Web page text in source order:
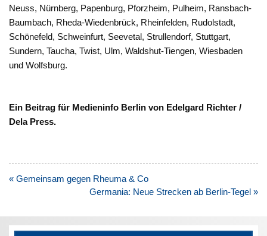
Neuss, Nürnberg, Papenburg, Pforzheim, Pulheim, Ransbach-
Baumbach, Rheda-Wiedenbrück, Rheinfelden, Rudolstadt,
Schönefeld, Schweinfurt, Seevetal, Strullendorf, Stuttgart,
Sundern, Taucha, Twist, Ulm, Waldshut-Tiengen, Wiesbaden
und Wolfsburg.
Ein Beitrag für Medieninfo Berlin von Edelgard Richter /
Dela Press.
Beitragsnavigation
« Gemeinsam gegen Rheuma & Co
Germania: Neue Strecken ab Berlin-Tegel »